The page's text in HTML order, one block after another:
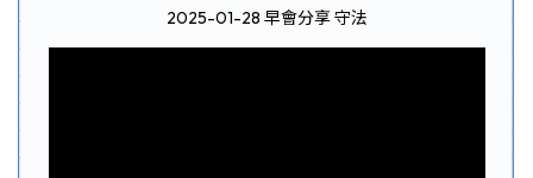
2025-01-28 早會分享 守法